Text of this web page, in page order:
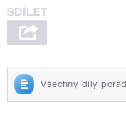
Všechny díly